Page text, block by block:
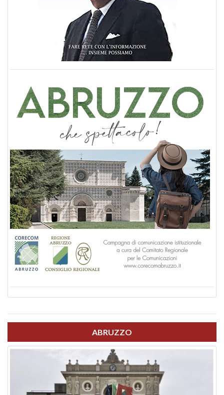
ABRUZZO